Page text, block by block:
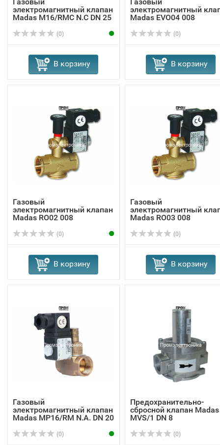
электромагнитный клапан
Madas M16/RMC N.C DN 25
(0)
В корзину
электромагнитный
Madas EVО04 008
(0)
В корзину
Газовый
электромагнитный клапан
Madas RO02 008
(0)
В корзину
Газовый
электромагнитный
Madas RO03 008
(0)
В корзину
Газовый
электромагнитный клапан
Madas MP16/RM N.A. DN 20
(0)
Предохранительно-
сбросной клапан Madas
MVS/1 DN 8
(0)